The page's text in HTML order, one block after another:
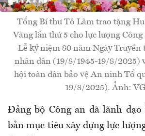
Tổng Bí thư Tô Lâm trao tặng
Vàng lần thứ 5 cho lực lượng
Lễ kỷ niệm 80 năm Ngày Truyền
nhân dân (19/8/1945-19/8/2025)
hội toàn dân bảo vệ An ninh Tổ
19/8/2025). Ảnh:
Đảng bộ Công an đã lãnh đạo
bản mục tiêu xây dựng lực